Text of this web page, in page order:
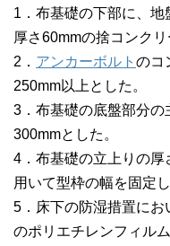
1．布基礎の下部に、地
厚さ60mmの捨コンク
2． アンカーボルト のコ
250mm以上とした。
3．布基礎の底盤部分
300mmとした。
4．布基礎の立上りの厚
用いて型枠の幅を固定
5．床下の防湿措置に
のポリエチレンフィル